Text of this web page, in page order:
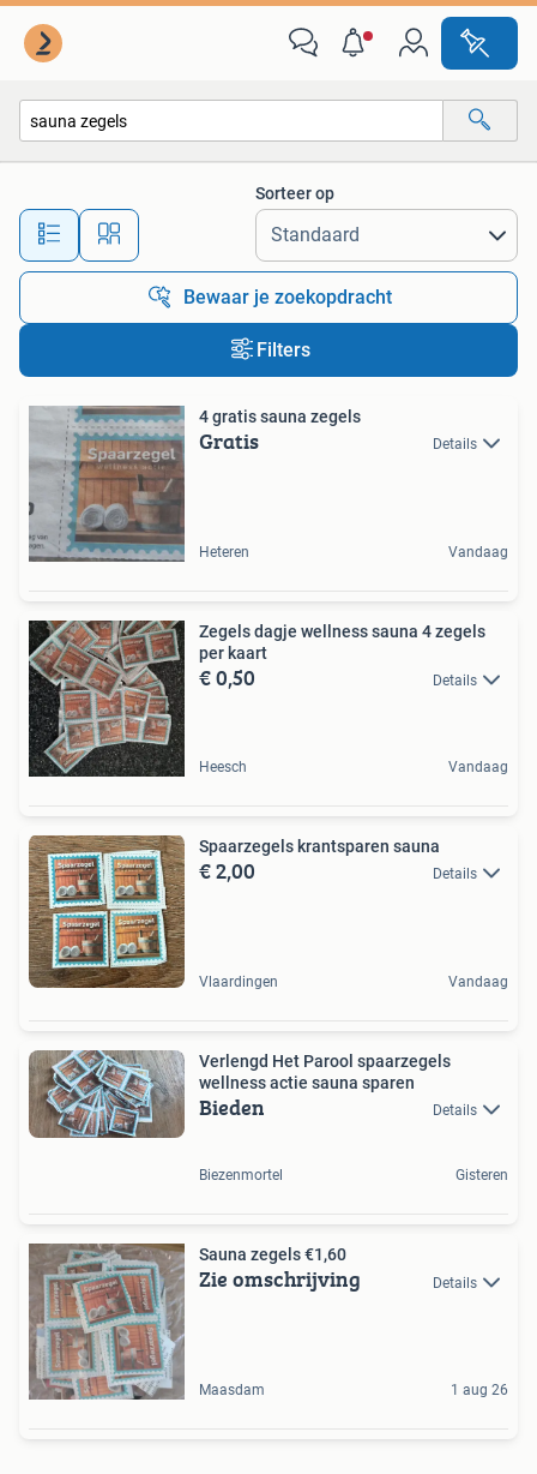
Alle afstanden…
Sorteer op
Bewaar je zoekopdracht
Filters
4 gratis sauna zegels
Gratis Details
Heteren Vandaag
Zegels dagje wellness sauna 4 zegels
per kaart
€ 0,50 Details
Heesch Vandaag
Spaarzegels krantsparen sauna
€ 2,00 Details
Vlaardingen Vandaag
Verlengd Het Parool spaarzegels
wellness actie sauna sparen
Bieden Details
Biezenmortel Gisteren
Sauna zegels €1,60
Zie omschrijving Details
Maasdam 1 aug 26